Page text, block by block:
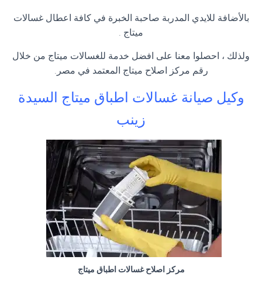
بالأضافة للايدي المدربة صاحبة الخبرة في كافة اعطال غسالات
ميتاج .
ولذلك ، احصلوا معنا على افضل خدمة للغسالات ميتاج من خلال
رقم مركز اصلاح ميتاج المعتمد في مصر.
وكيل صيانة غسالات اطباق ميتاج السيدة
زينب
مركز اصلاح غسالات اطباق ميتاج